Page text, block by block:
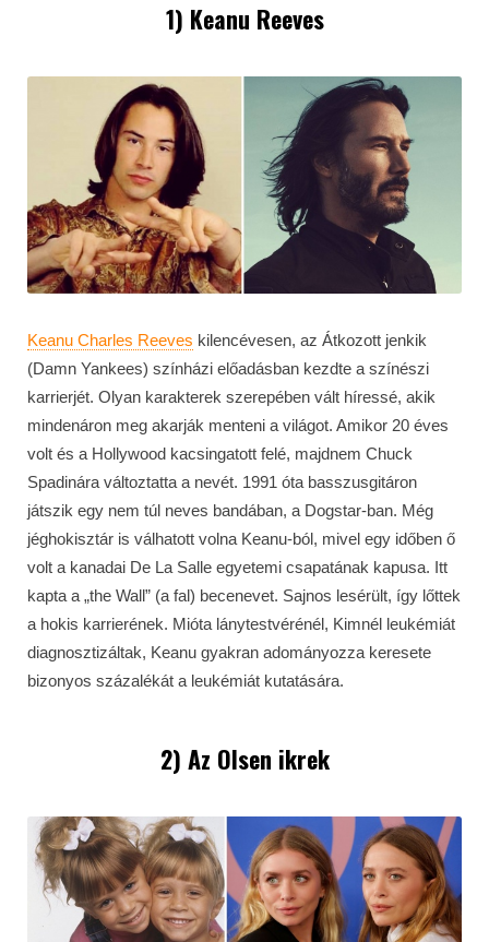
1) Keanu Reeves
Keanu Charles Reeves kilencévesen, az Átkozott jenkik
(Damn Yankees) színházi előadásban kezdte a színészi
karrierjét. Olyan karakterek szerepében vált híressé, akik
mindenáron meg akarják menteni a világot. Amikor 20 éves
volt és a Hollywood kacsingatott felé, majdnem Chuck
Spadinára változtatta a nevét. 1991 óta basszusgitáron
játszik egy nem túl neves bandában, a Dogstar-ban. Még
jéghokisztár is válhatott volna Keanu-ból, mivel egy időben ő
volt a kanadai De La Salle egyetemi csapatának kapusa. Itt
kapta a „the Wall” (a fal) becenevet. Sajnos lesérült, így lőttek
a hokis karrierének. Mióta lánytestvérénél, Kimnél leukémiát
diagnosztizáltak, Keanu gyakran adományozza keresete
bizonyos százalékát a leukémiát kutatására.
2) Az Olsen ikrek